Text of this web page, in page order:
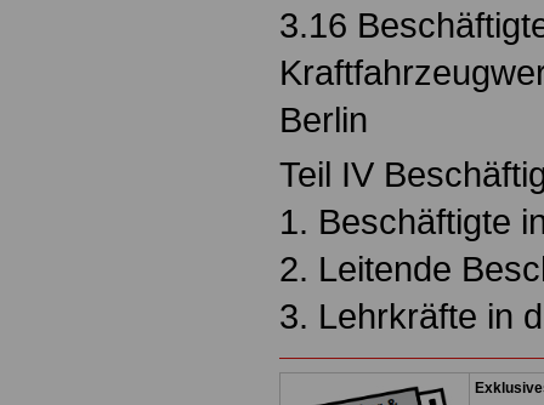
3.16
Berlin
Teil IV
1. Beschäftigte
2. Leitende
3. Lehrkräfte in